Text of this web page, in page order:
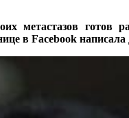
готов
в Facebook